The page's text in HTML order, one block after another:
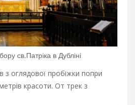
св.Патріка в Дубліні
з оглядової пробіжки попри
красоти. От трек з